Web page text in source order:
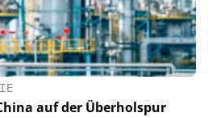
auf der Überholspur